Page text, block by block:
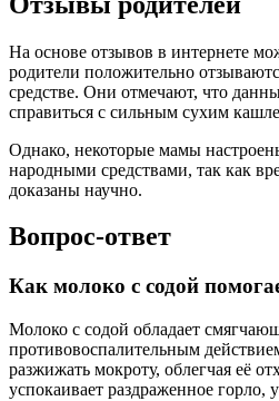
На основе отзывов в интернете
родители положительно
средстве. Они отмечают, что
справиться с сильным сухим
Однако, некоторые мамы
народными средствами, так как
доказаны научно.
Вопрос-ответ
Как молоко с содой
Молоко с содой обладает
противовоспалительным
разжижать мокроту, облегчая её
успокаивает раздраженное горло,